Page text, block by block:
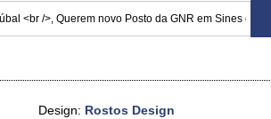
Design: Rostos Design